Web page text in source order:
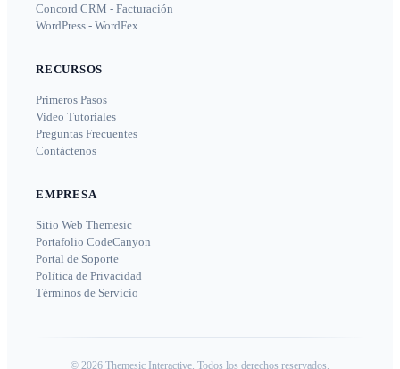
Concord CRM - Facturación
WordPress - WordFex
RECURSOS
Primeros Pasos
Video Tutoriales
Preguntas Frecuentes
Contáctenos
EMPRESA
Sitio Web Themesic
Portafolio CodeCanyon
Portal de Soporte
Política de Privacidad
Términos de Servicio
© 2026 Themesic Interactive. Todos los derechos reservados.